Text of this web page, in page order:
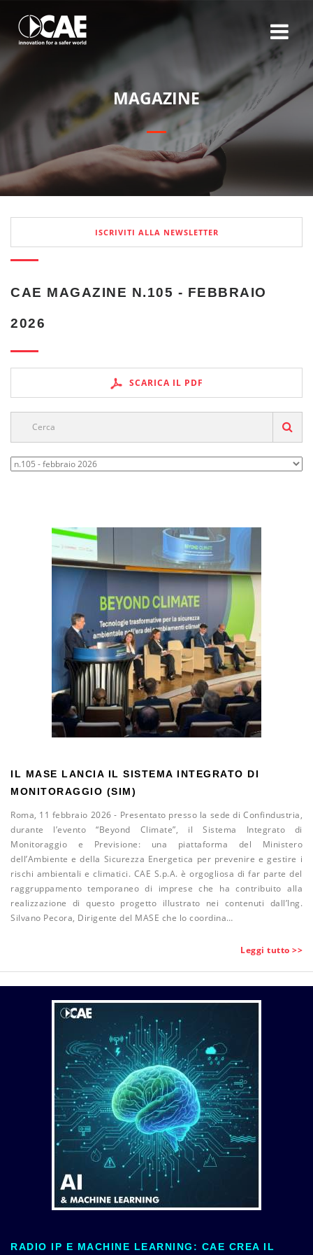
MAGAZINE
ISCRIVITI ALLA NEWSLETTER
CAE MAGAZINE N.105 - FEBBRAIO
2026
SCARICA IL PDF
IL MASE LANCIA IL SISTEMA INTEGRATO DI
MONITORAGGIO (SIM)
Roma, 11 febbraio 2026 - Presentato presso la sede di Confindustria,
durante l’evento “Beyond Climate”, il Sistema Integrato di
Monitoraggio e Previsione: una piattaforma del Ministero
dell’Ambiente e della Sicurezza Energetica per prevenire e gestire i
rischi ambientali e climatici. CAE S.p.A. è orgogliosa di far parte del
raggruppamento temporaneo di imprese che ha contribuito alla
realizzazione di questo progetto illustrato nei contenuti dall’Ing.
Silvano Pecora, Dirigente del MASE che lo coordina…
Leggi tutto >>
RADIO IP E MACHINE LEARNING: CAE CREA IL